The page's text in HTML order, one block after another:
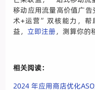
移动应用流量高价值广
术+运营”双核能力，帮
益， 立即注册，测算你的
相关阅读：
2024 年应用商店优化